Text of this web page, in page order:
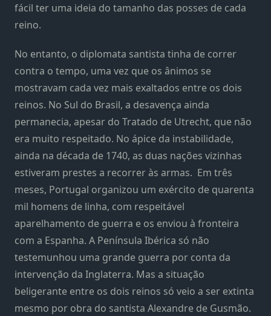
fácil ter uma ideia do tamanho das posses de cada
reino.
No entanto, o diplomata santista tinha de correr
contra o tempo, uma vez que os ânimos se
mostravam cada vez mais exaltados entre os dois
reinos. No Sul do Brasil, a desavença ainda
permanecia, apesar do Tratado de Utrecht, que não
era muito respeitado. No ápice da instabilidade,
ainda na década de 1740, as duas nações vizinhas
estiveram prestes a recorrer às armas. Em três
meses, Portugal organizou um exército de quarenta
mil homens de linha, com respeitável
aparelhamento de guerra e os enviou à fronteira
com a Espanha. A Península Ibérica só não
testemunhou uma grande guerra por conta da
intervenção da Inglaterra. Mas a situação
beligerante entre os dois reinos só veio a ser extinta
mesmo por obra do santista Alexandre de Gusmão.